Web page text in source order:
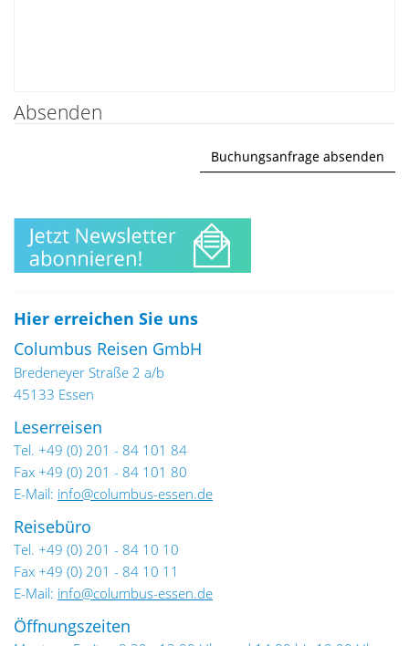
Absenden
Hier erreichen Sie uns
Columbus Reisen GmbH
Bredeneyer Straße 2 a/b
45133 Essen
Leserreisen
Tel. +49 (0) 201 - 84 101 84
Fax +49 (0) 201 - 84 101 80
E-Mail: info@columbus-essen.de
Reisebüro
Tel. +49 (0) 201 - 84 10 10
Fax +49 (0) 201 - 84 10 11
E-Mail: info@columbus-essen.de
Öffnungszeiten